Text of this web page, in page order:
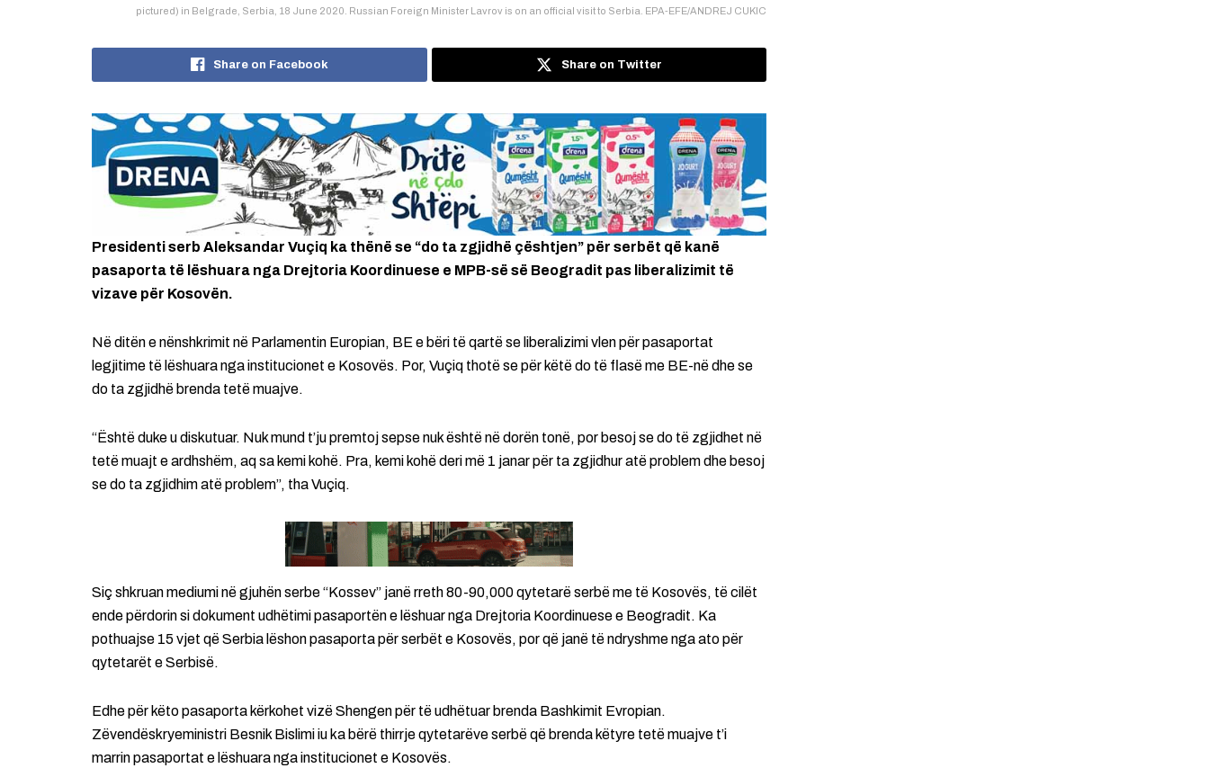
pictured) in Belgrade, Serbia, 18 June 2020. Russian Foreign Minister Lavrov is on an official visit to Serbia. EPA-EFE/ANDREJ CUKIC
Share on Facebook Share on Twitter
Presidenti serb Aleksandar Vuçiq ka thënë se “do ta zgjidhë çështjen” për serbët që kanë
pasaporta të lëshuara nga Drejtoria Koordinuese e MPB-së së Beogradit pas liberalizimit të
vizave për Kosovën.
Në ditën e nënshkrimit në Parlamentin Europian, BE e bëri të qartë se liberalizimi vlen për pasaportat
legjitime të lëshuara nga institucionet e Kosovës. Por, Vuçiq thotë se për këtë do të flasë me BE-në dhe se
do ta zgjidhë brenda tetë muajve.
“Është duke u diskutuar. Nuk mund t’ju premtoj sepse nuk është në dorën tonë, por besoj se do të zgjidhet në
tetë muajt e ardhshëm, aq sa kemi kohë. Pra, kemi kohë deri më 1 janar për ta zgjidhur atë problem dhe besoj
se do ta zgjidhim atë problem”, tha Vuçiq.
Siç shkruan mediumi në gjuhën serbe “Kossev” janë rreth 80-90,000 qytetarë serbë me të Kosovës, të cilët
ende përdorin si dokument udhëtimi pasaportën e lëshuar nga Drejtoria Koordinuese e Beogradit. Ka
pothuajse 15 vjet që Serbia lëshon pasaporta për serbët e Kosovës, por që janë të ndryshme nga ato për
qytetarët e Serbisë.
Edhe për këto pasaporta kërkohet vizë Shengen për të udhëtuar brenda Bashkimit Evropian.
Zëvendëskryeministri Besnik Bislimi iu ka bërë thirrje qytetarëve serbë që brenda këtyre tetë muajve t’i
marrin pasaportat e lëshuara nga institucionet e Kosovës.